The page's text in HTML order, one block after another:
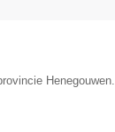
Henegouwen.